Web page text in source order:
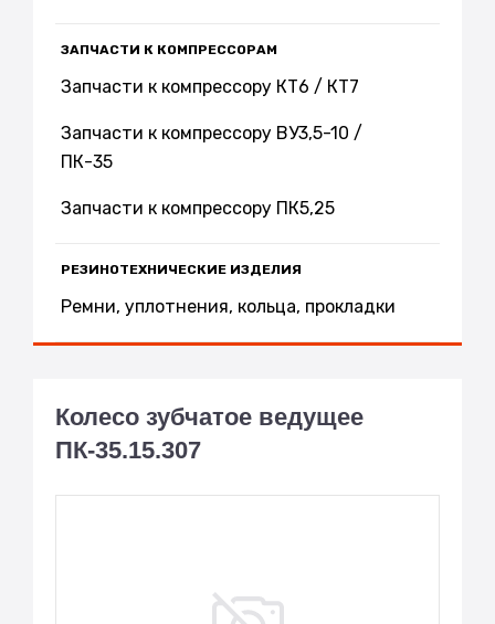
ЗАПЧАСТИ К КОМПРЕССОРАМ
Запчасти к компрессору КТ6 / КТ7
Запчасти к компрессору ВУ3,5-10 /
ПК-35
Запчасти к компрессору ПК5,25
РЕЗИНОТЕХНИЧЕСКИЕ ИЗДЕЛИЯ
Ремни, уплотнения, кольца, прокладки
Колесо зубчатое ведущее
ПК-35.15.307